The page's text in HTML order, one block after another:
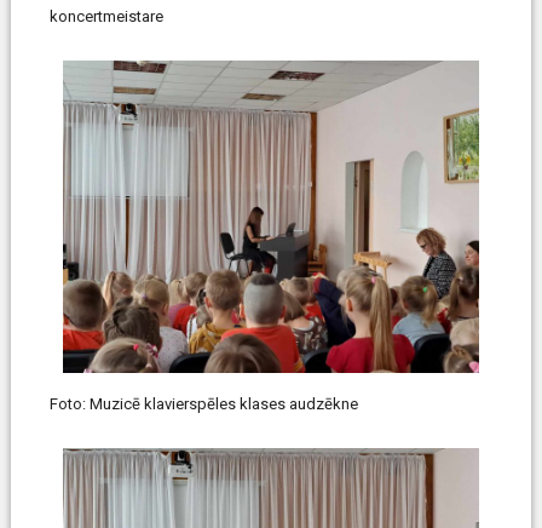
koncertmeistare
Foto: Muzicē klavierspēles klases audzēkne